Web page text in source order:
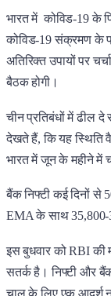
भारत में कोविड-19 के
कोविड-19 संक्रमण के
अतिरिक्त उपायों पर
बैठक होगी।
चीन प्रतिबंधों में ढील
देखते हैं, कि यह स्थिति
भारत में जून के महीने में
बैंक निफ्टी कई दिनों से
EMA के साथ 35,800-
इस बुधवार को RBI की
सतर्क है। निफ्टी और
चाल के लिए एक आदर्श